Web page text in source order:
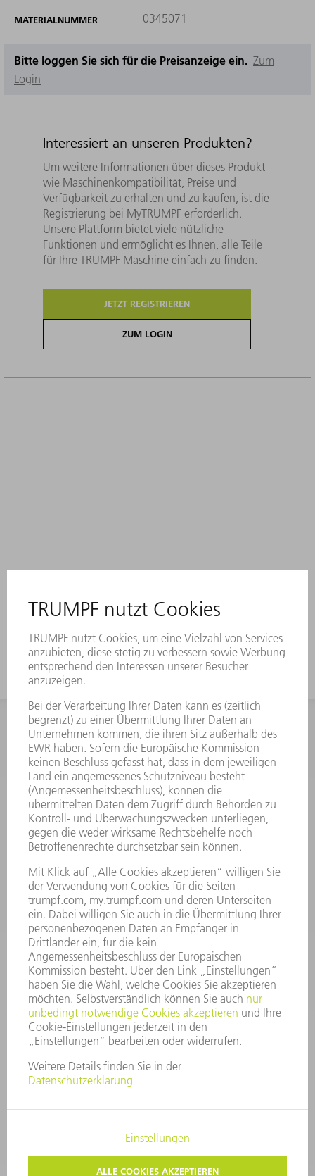
MATERIALNUMMER 0345071
Bitte loggen Sie sich für die Preisanzeige ein. Zum
Login
Interessiert an unseren Produkten?
Um weitere Informationen über dieses Produkt
wie Maschinenkompatibilität, Preise und
Verfügbarkeit zu erhalten und zu kaufen, ist die
Registrierung bei MyTRUMPF erforderlich.
Unsere Plattform bietet viele nützliche
Funktionen und ermöglicht es Ihnen, alle Teile
für Ihre TRUMPF Maschine einfach zu finden.
JETZT REGISTRIEREN
ZUM LOGIN
INFORMATION
Häufig gestellte Fragen
Allgemeine Geschäftsbedingungen
KONTAKT
Kundenbetreuung TRUMPF Werkzeugmaschinen
+49 7156 303 33222
Mo - Fr: 07:30 - 17:30 Uhr
Erweiterte Rufbereitschaft per Service App Mo - Fr:
06:30 - 20.00 Uhr Sa: 07:00 - 12:00 Uhr
Kundenbetreuung@trumpf.com
KONTAKT
Service TRUMPF Lasertechnik
+49 7156 303 37444
Mo - Fr: 07:30 - 18:00 Uhr
Additive Manufacturing 07:30 - 17:30 Uhr
spareparts.tld@trumpf.com
COPYRIGHT UND MARKENZEICHEN
NUTZUNGSBEDINGUNGEN